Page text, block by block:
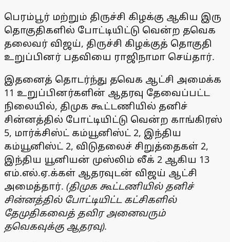
பெரம்பூர் மற்றும் திருச்சி கிழக்கு ஆகிய இரு
தொகுதிகளில் போட்டியிட்டு வென்ற தவெக
தலைவர் விஜய், திருச்சி கிழக்குத் தொகுதி
உறுப்பினர் பதவியை ராஜிநாமா செய்தார்.
இதனைத் தொடர்ந்து தவெக ஆட்சி அமைக்க
11 உறுப்பினர்களின் ஆதரவு தேவைப்பட்ட
நிலையில், திமுக கூட்டணியில் தனிச்
சின்னத்தில் போட்டியிட்டு வென்ற காங்கிரஸ்
5, மார்க்சிஸ்ட் கம்யூனிஸ்ட் 2, இந்திய
கம்யூனிஸ்ட் 2, விடுதலைச் சிறுத்தைகள் 2,
இந்திய யூனியன் முஸ்லிம் லீக் 2 ஆகிய 13
எம்.எல்.ஏ.க்கள் ஆதரவுடன் விஜய் ஆட்சி
அமைத்தார். (திமுக கூட்டணியில் தனிச்
சின்னத்தில் போட்டியிட்ட கட்சிகளில்
தேமுதிகவைத் தவிர அனைவரும்
தவெகவுக்கு ஆதரவு).